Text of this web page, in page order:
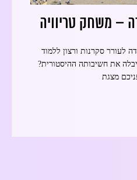
– משחק טריוויה
לעורר סקרנות ורצון ללמוד
את חשיבותה ההיסטורית?
מצגת